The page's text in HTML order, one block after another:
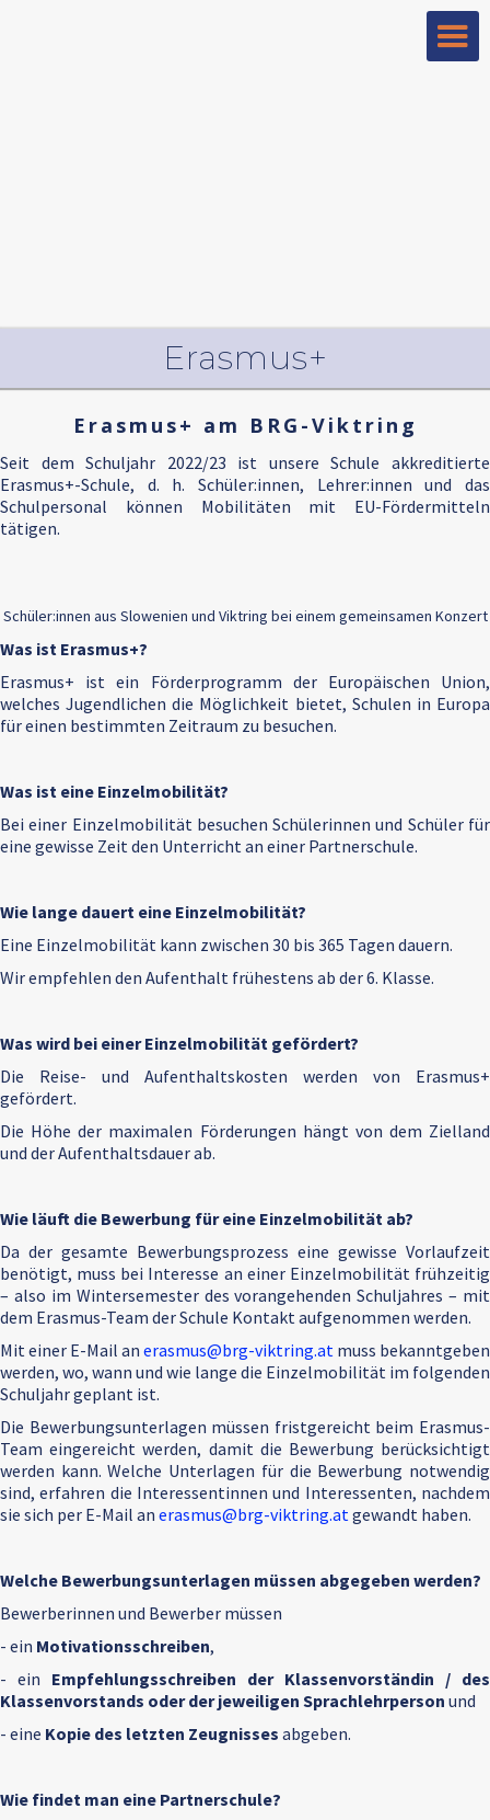
Erasmus+
Erasmus+ am BRG-Viktring
Seit dem Schuljahr 2022/23 ist unsere Schule akkreditierte
Erasmus+-Schule, d. h. Schüler:innen, Lehrer:innen und das
Schulpersonal können Mobilitäten mit EU-Fördermitteln
tätigen.
Schüler:innen aus Slowenien und Viktring bei einem gemeinsamen Konzert
Was ist Erasmus+?
Erasmus+ ist ein Förderprogramm der Europäischen Union,
welches Jugendlichen die Möglichkeit bietet, Schulen in Europa
für einen bestimmten Zeitraum zu besuchen.
Was ist eine Einzelmobilität?
Bei einer Einzelmobilität besuchen Schülerinnen und Schüler für
eine gewisse Zeit den Unterricht an einer Partnerschule.
Wie lange dauert eine Einzelmobilität?
Eine Einzelmobilität kann zwischen 30 bis 365 Tagen dauern.
Wir empfehlen den Aufenthalt frühestens ab der 6. Klasse.
Was wird bei einer Einzelmobilität gefördert?
Die Reise- und Aufenthaltskosten werden von Erasmus+
gefördert.
Die Höhe der maximalen Förderungen hängt von dem Zielland
und der Aufenthaltsdauer ab.
Wie läuft die Bewerbung für eine Einzelmobilität ab?
Da der gesamte Bewerbungsprozess eine gewisse Vorlaufzeit
benötigt, muss bei Interesse an einer Einzelmobilität frühzeitig
– also im Wintersemester des vorangehenden Schuljahres – mit
dem Erasmus-Team der Schule Kontakt aufgenommen werden.
Mit einer E-Mail an erasmus@brg-viktring.at muss bekanntgeben
werden, wo, wann und wie lange die Einzelmobilität im folgenden
Schuljahr geplant ist.
Die Bewerbungsunterlagen müssen fristgereicht beim Erasmus-
Team eingereicht werden, damit die Bewerbung berücksichtigt
werden kann. Welche Unterlagen für die Bewerbung notwendig
sind, erfahren die Interessentinnen und Interessenten, nachdem
sie sich per E-Mail an erasmus@brg-viktring.atgewandt haben.
Welche Bewerbungsunterlagen müssen abgegeben werden?
Bewerberinnen und Bewerber müssen
- ein Motivationsschreiben,
- ein Empfehlungsschreiben der Klassenvorständin / des
Klassenvorstands oder der jeweiligen Sprachlehrperson und
- eine Kopie des letzten Zeugnisses abgeben.
Wie findet man eine Partnerschule?